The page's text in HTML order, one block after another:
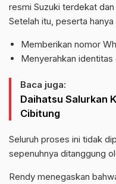
resmi Suzuki terdekat
Setelah itu, peserta hanya
Memberikan nomor
Menyerahkan identitas
Baca juga:
Daihatsu Salurkan
Cibitung
Seluruh proses ini tidak
sepenuhnya ditanggung
Rendy menegaskan